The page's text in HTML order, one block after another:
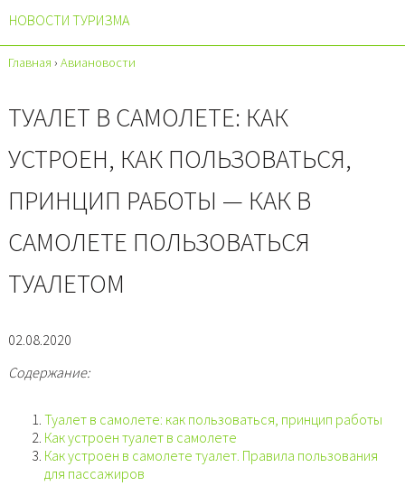
НОВОСТИ ТУРИЗМА
Главная › Авиановости
ТУАЛЕТ В САМОЛЕТЕ: КАК
УСТРОЕН, КАК ПОЛЬЗОВАТЬСЯ,
ПРИНЦИП РАБОТЫ — КАК В
САМОЛЕТЕ ПОЛЬЗОВАТЬСЯ
ТУАЛЕТОМ
02.08.2020
Содержание:
Туалет в самолете: как пользоваться, принцип работы
Как устроен туалет в самолете
Как устроен в самолете туалет. Правила пользования
для пассажиров